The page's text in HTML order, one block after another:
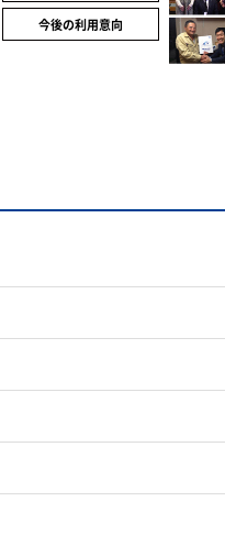
今後の利用意向